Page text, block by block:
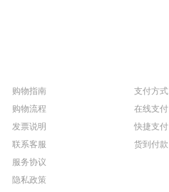
购物指南
购物流程
发票说明
联系客服
服务协议
隐私政策
支付方式
在线支付
快捷支付
货到付款